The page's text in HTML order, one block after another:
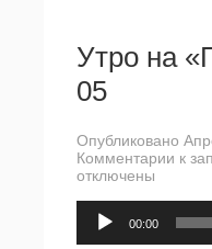
Утро на
05
Опубликовано
Комментарии к
отключены
00:00